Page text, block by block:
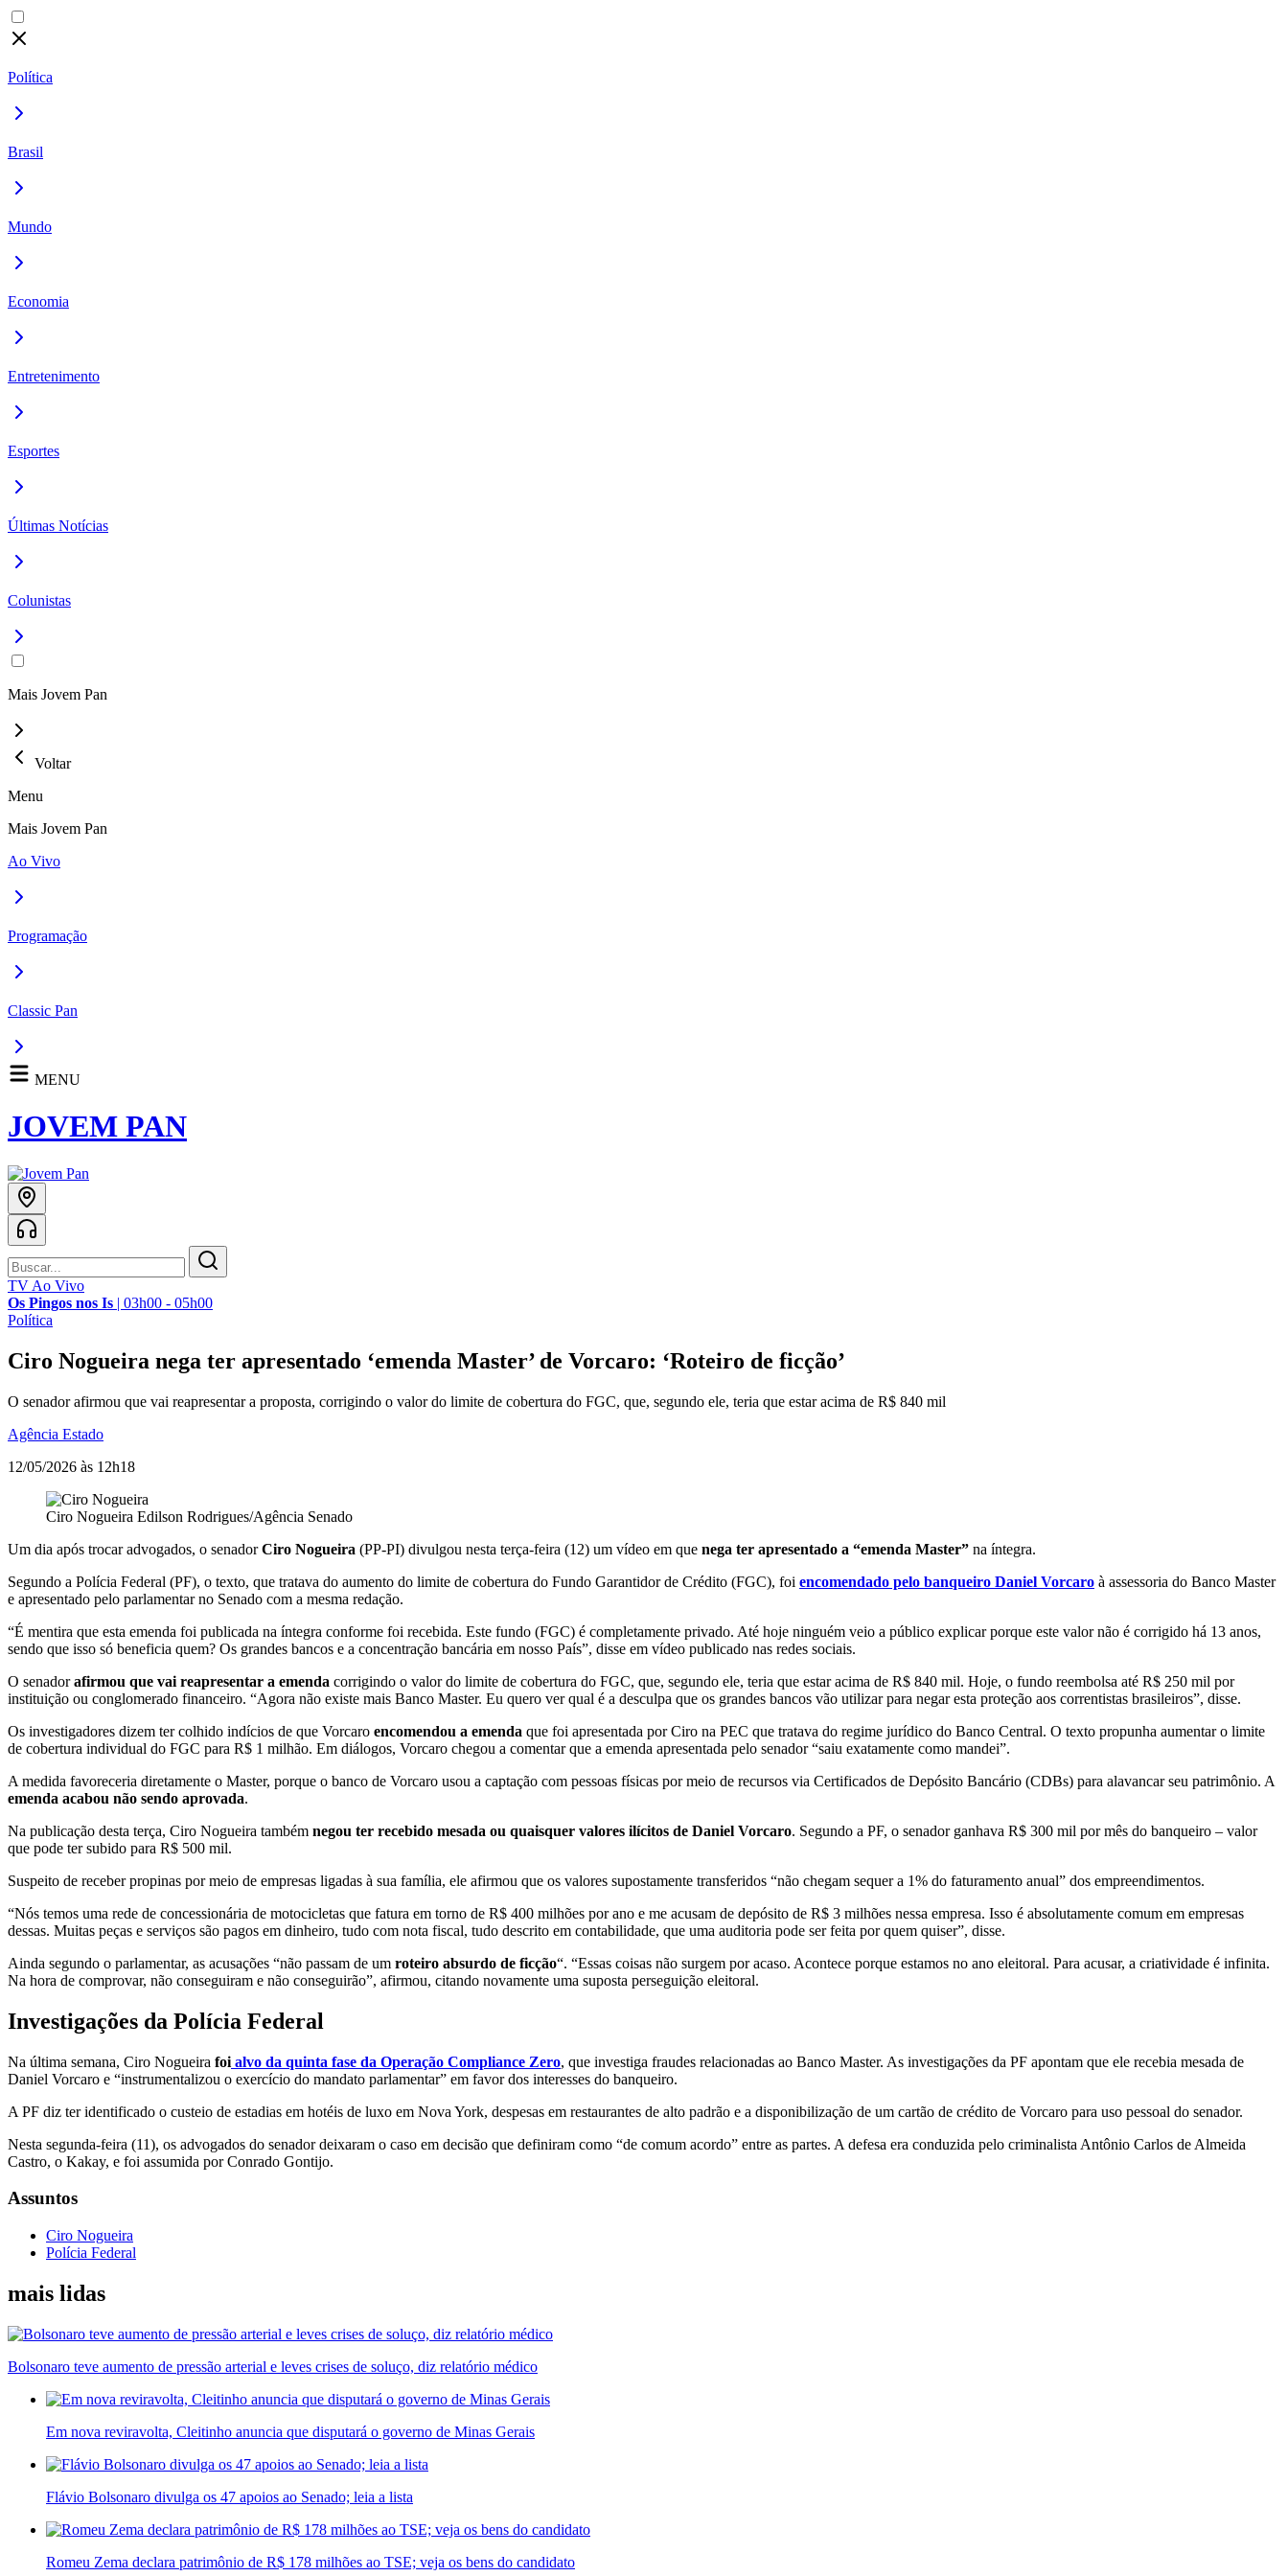
Política
Brasil
Mundo
Economia
Entretenimento
Esportes
Últimas Notícias
Colunistas
Mais Jovem Pan
Voltar
Menu
Mais Jovem Pan
Ao Vivo
Programação
Classic Pan
MENU
JOVEM PAN
TV Ao Vivo
Os Pingos nos Is | 03h00 - 05h00
Política
Ciro Nogueira nega ter apresentado ‘emenda Master’ de Vorcaro: ‘Roteiro de ficção’
O senador afirmou que vai reapresentar a proposta, corrigindo o valor do limite de cobertura do FGC, que, segundo ele, teria que estar acima de R$ 840 mil
Agência Estado
12/05/2026 às 12h18
Ciro Nogueira Edilson Rodrigues/Agência Senado
Um dia após trocar advogados, o senadorCiro Nogueira (PP-PI) divulgou nesta terça-feira (12) um vídeo em que nega ter apresentado a “emenda Master” na íntegra.
Segundo a Polícia Federal (PF), o texto, que tratava do aumento do limite de cobertura do Fundo Garantidor de Crédito (FGC), foi encomendado pelo banqueiro Daniel Vorcaro à assessoria do Banco Master
e apresentado pelo parlamentar no Senado com a mesma redação.
“É mentira que esta emenda foi publicada na íntegra conforme foi recebida. Este fundo (FGC) é completamente privado. Até hoje ninguém veio a público explicar porque este valor não é corrigido há 13 anos,
sendo que isso só beneficia quem? Os grandes bancos e a concentração bancária em nosso País”, disse em vídeo publicado nas redes sociais.
O senadorafirmou que vai reapresentar a emenda corrigindo o valor do limite de cobertura do FGC, que, segundo ele, teria que estar acima de R$ 840 mil. Hoje, o fundo reembolsa até R$ 250 mil por
instituição ou conglomerado financeiro. “Agora não existe mais Banco Master. Eu quero ver qual é a desculpa que os grandes bancos vão utilizar para negar esta proteção aos correntistas brasileiros”, disse.
Os investigadores dizem ter colhido indícios de que Vorcaro encomendou a emenda que foi apresentada por Ciro na PEC que tratava do regime jurídico do Banco Central. O texto propunha aumentar o limite
de cobertura individual do FGC para R$ 1 milhão. Em diálogos, Vorcaro chegou a comentar que a emenda apresentada pelo senador “saiu exatamente como mandei”.
A medida favoreceria diretamente o Master, porque o banco de Vorcaro usou a captação com pessoas físicas por meio de recursos via Certificados de Depósito Bancário (CDBs) para alavancar seu patrimônio. A
emenda acabou não sendo aprovada.
Na publicação desta terça, Ciro Nogueira também negou ter recebido mesada ou quaisquer valores ilícitos de Daniel Vorcaro. Segundo a PF, o senador ganhava R$ 300 mil por mês do banqueiro – valor
que pode ter subido para R$ 500 mil.
Suspeito de receber propinas por meio de empresas ligadas à sua família, ele afirmou que os valores supostamente transferidos “não chegam sequer a 1% do faturamento anual” dos empreendimentos.
“Nós temos uma rede de concessionária de motocicletas que fatura em torno de R$ 400 milhões por ano e me acusam de depósito de R$ 3 milhões nessa empresa. Isso é absolutamente comum em empresas
dessas. Muitas peças e serviços são pagos em dinheiro, tudo com nota fiscal, tudo descrito em contabilidade, que uma auditoria pode ser feita por quem quiser”, disse.
Ainda segundo o parlamentar, as acusações “não passam de um roteiro absurdo de ficção“. “Essas coisas não surgem por acaso. Acontece porque estamos no ano eleitoral. Para acusar, a criatividade é infinita.
Na hora de comprovar, não conseguiram e não conseguirão”, afirmou, citando novamente uma suposta perseguição eleitoral.
Investigações da Polícia Federal
Na última semana, Ciro Nogueira foi alvo da quinta fase da Operação Compliance Zero, que investiga fraudes relacionadas ao Banco Master. As investigações da PF apontam que ele recebia mesada de
Daniel Vorcaro e “instrumentalizou o exercício do mandato parlamentar” em favor dos interesses do banqueiro.
A PF diz ter identificado o custeio de estadias em hotéis de luxo em Nova York, despesas em restaurantes de alto padrão e a disponibilização de um cartão de crédito de Vorcaro para uso pessoal do senador.
Nesta segunda-feira (11), os advogados do senador deixaram o caso em decisão que definiram como “de comum acordo” entre as partes. A defesa era conduzida pelo criminalista Antônio Carlos de Almeida
Castro, o Kakay, e foi assumida por Conrado Gontijo.
Assuntos
Ciro Nogueira
Polícia Federal
mais lidas
Bolsonaro teve aumento de pressão arterial e leves crises de soluço, diz relatório médico
Em nova reviravolta, Cleitinho anuncia que disputará o governo de Minas Gerais
Flávio Bolsonaro divulga os 47 apoios ao Senado; leia a lista
Romeu Zema declara patrimônio de R$ 178 milhões ao TSE; veja os bens do candidato